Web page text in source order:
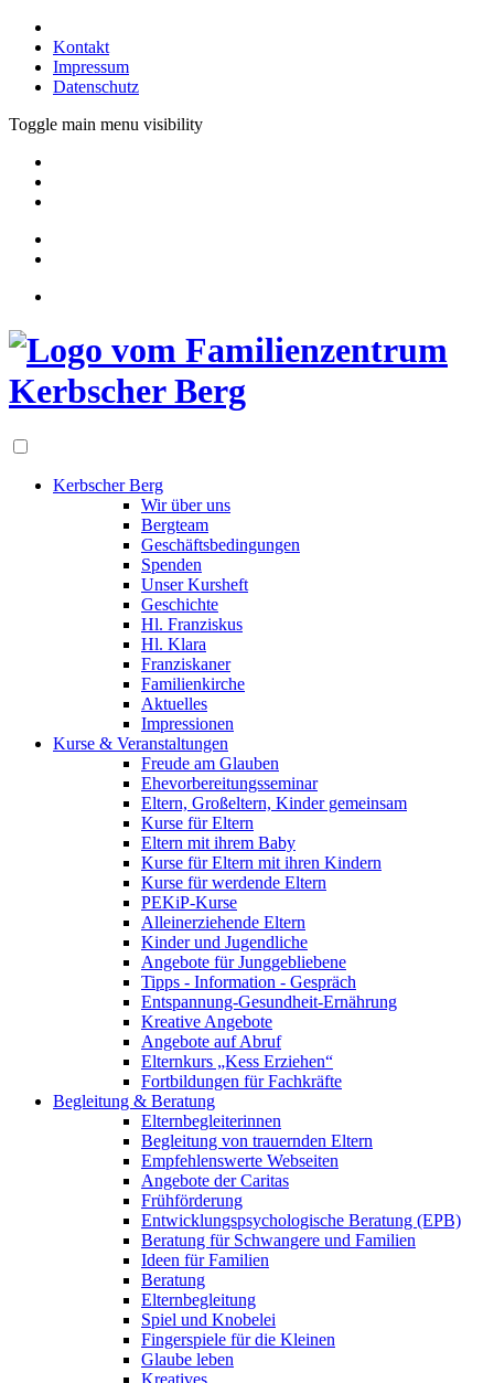
Kontakt
Impressum
Datenschutz
Toggle main menu visibility
Kerbscher Berg
Wir über uns
Bergteam
Geschäftsbedingungen
Spenden
Unser Kursheft
Geschichte
Hl. Franziskus
Hl. Klara
Franziskaner
Familienkirche
Aktuelles
Impressionen
Kurse & Veranstaltungen
Freude am Glauben
Ehevorbereitungsseminar
Eltern, Großeltern, Kinder gemeinsam
Kurse für Eltern
Eltern mit ihrem Baby
Kurse für Eltern mit ihren Kindern
Kurse für werdende Eltern
PEKiP-Kurse
Alleinerziehende Eltern
Kinder und Jugendliche
Angebote für Junggebliebene
Tipps - Information - Gespräch
Entspannung-Gesundheit-Ernährung
Kreative Angebote
Angebote auf Abruf
Elternkurs „Kess Erziehen“
Fortbildungen für Fachkräfte
Begleitung & Beratung
Elternbegleiterinnen
Begleitung von trauernden Eltern
Empfehlenswerte Webseiten
Angebote der Caritas
Frühförderung
Entwicklungspsychologische Beratung (EPB)
Beratung für Schwangere und Familien
Ideen für Familien
Beratung
Elternbegleitung
Spiel und Knobelei
Fingerspiele für die Kleinen
Glaube leben
Kreatives